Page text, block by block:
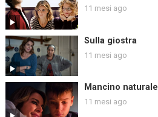
11 mesi ago
Sulla giostra
11 mesi ago
Mancino naturale
11 mesi ago